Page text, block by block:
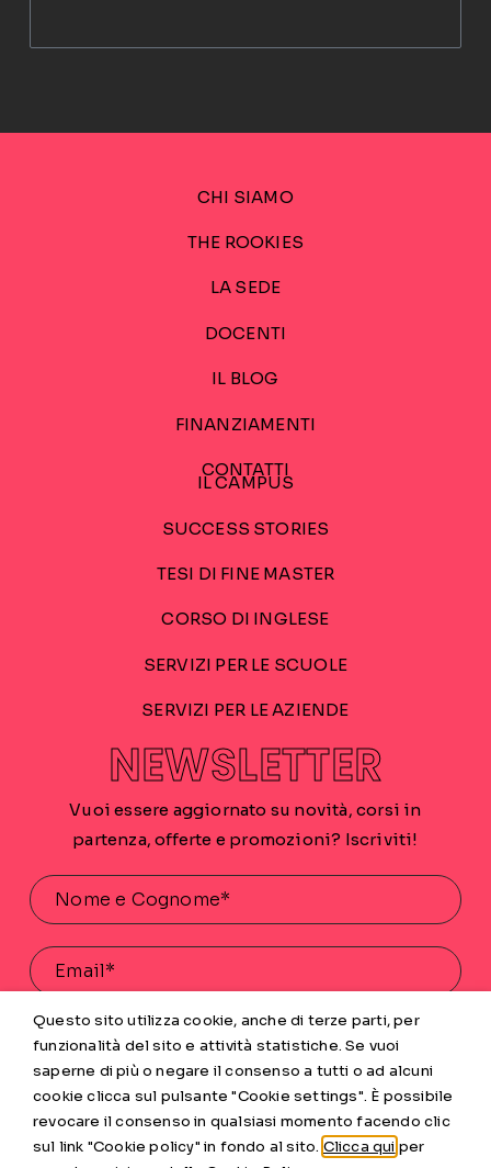
CHI SIAMO
THE ROOKIES
LA SEDE
DOCENTI
IL BLOG
FINANZIAMENTI
CONTATTI
IL CAMPUS
SUCCESS STORIES
TESI DI FINE MASTER
CORSO DI INGLESE
SERVIZI PER LE SCUOLE
SERVIZI PER LE AZIENDE
NEWSLETTER
Vuoi essere aggiornato su novità, corsi in
partenza, offerte e promozioni? Iscriviti!
Acconsento al trattamento dei miei dati personali
INVIA
Questo sito utilizza cookie, anche di terze parti, per
funzionalità del sito e attività statistiche. Se vuoi
saperne di più o negare il consenso a tutti o ad alcuni
cookie clicca sul pulsante "Cookie settings". È possibile
revocare il consenso in qualsiasi momento facendo clic
sul link "Cookie policy" in fondo al sito. Clicca qui per